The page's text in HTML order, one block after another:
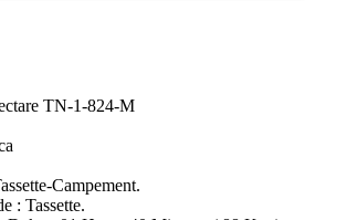
TN-1-824-M
Campement.
: Tassette.